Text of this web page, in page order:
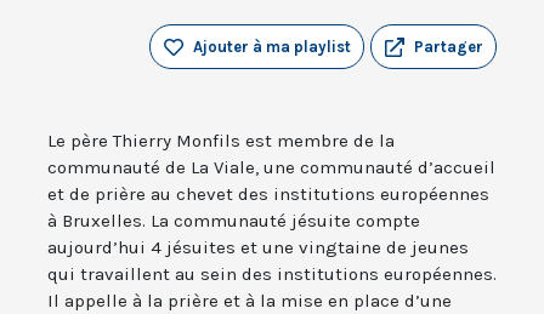
Partager
Ajouter à ma playlist
Le père Thierry Monfils est membre de la
communauté de La Viale, une communauté d’accueil
et de prière au chevet des institutions européennes
à Bruxelles. La communauté jésuite compte
aujourd’hui 4 jésuites et une vingtaine de jeunes
qui travaillent au sein des institutions européennes.
Il appelle à la prière et à la mise en place d’une